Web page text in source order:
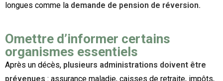
longues comme la demande de pension de réversion.
Omettre d’informer certains
organismes essentiels
Après un décès, plusieurs administrations doivent être
prévenues : assurance maladie, caisses de retraite, impôts,